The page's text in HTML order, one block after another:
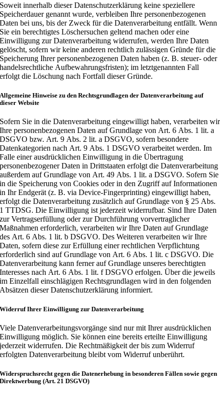
Soweit innerhalb dieser Datenschutzerklärung keine speziellere
Speicherdauer genannt wurde, verbleiben Ihre personenbezogenen
Daten bei uns, bis der Zweck für die Datenverarbeitung entfällt. Wenn
Sie ein berechtigtes Löschersuchen geltend machen oder eine
Einwilligung zur Datenverarbeitung widerrufen, werden Ihre Daten
gelöscht, sofern wir keine anderen rechtlich zulässigen Gründe für die
Speicherung Ihrer personenbezogenen Daten haben (z. B. steuer- oder
handelsrechtliche Aufbewahrungsfristen); im letztgenannten Fall
erfolgt die Löschung nach Fortfall dieser Gründe.
Allgemeine Hinweise zu den Rechtsgrundlagen der Datenverarbeitung auf
dieser Website
Sofern Sie in die Datenverarbeitung eingewilligt haben, verarbeiten wir
Ihre personenbezogenen Daten auf Grundlage von Art. 6 Abs. 1 lit. a
DSGVO bzw. Art. 9 Abs. 2 lit. a DSGVO, sofern besondere
Datenkategorien nach Art. 9 Abs. 1 DSGVO verarbeitet werden. Im
Falle einer ausdrücklichen Einwilligung in die Übertragung
personenbezogener Daten in Drittstaaten erfolgt die Datenverarbeitung
außerdem auf Grundlage von Art. 49 Abs. 1 lit. a DSGVO. Sofern Sie
in die Speicherung von Cookies oder in den Zugriff auf Informationen
in Ihr Endgerät (z. B. via Device-Fingerprinting) eingewilligt haben,
erfolgt die Datenverarbeitung zusätzlich auf Grundlage von § 25 Abs.
1 TTDSG. Die Einwilligung ist jederzeit widerrufbar. Sind Ihre Daten
zur Vertragserfüllung oder zur Durchführung vorvertraglicher
Maßnahmen erforderlich, verarbeiten wir Ihre Daten auf Grundlage
des Art. 6 Abs. 1 lit. b DSGVO. Des Weiteren verarbeiten wir Ihre
Daten, sofern diese zur Erfüllung einer rechtlichen Verpflichtung
erforderlich sind auf Grundlage von Art. 6 Abs. 1 lit. c DSGVO. Die
Datenverarbeitung kann ferner auf Grundlage unseres berechtigten
Interesses nach Art. 6 Abs. 1 lit. f DSGVO erfolgen. Über die jeweils
im Einzelfall einschlägigen Rechtsgrundlagen wird in den folgenden
Absätzen dieser Datenschutzerklärung informiert.
Widerruf Ihrer Einwilligung zur Datenverarbeitung
Viele Datenverarbeitungsvorgänge sind nur mit Ihrer ausdrücklichen
Einwilligung möglich. Sie können eine bereits erteilte Einwilligung
jederzeit widerrufen. Die Rechtmäßigkeit der bis zum Widerruf
erfolgten Datenverarbeitung bleibt vom Widerruf unberührt.
Widerspruchsrecht gegen die Datenerhebung in besonderen Fällen sowie gegen
Direktwerbung (Art. 21 DSGVO)